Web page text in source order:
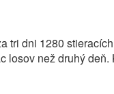
tri dni 1280
losov než druhý